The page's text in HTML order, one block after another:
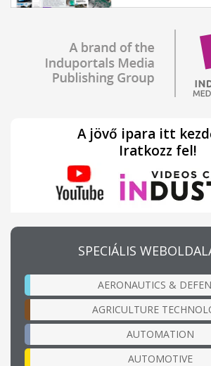
A jövő ipara itt
Iratkozz fel!
SPECIÁLIS
AERONAUTICS &
AGRICULTURE
AUTOMATION
AUTOMOTIVE